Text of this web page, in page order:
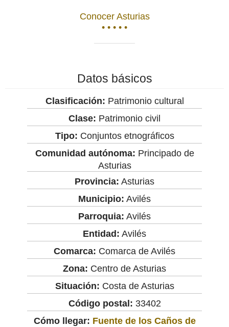
Conocer Asturias
• • • • •
Datos básicos
Clasificación: Patrimonio cultural
Clase: Patrimonio civil
Tipo: Conjuntos etnográficos
Comunidad autónoma: Principado de
Asturias
Provincia: Asturias
Municipio: Avilés
Parroquia: Avilés
Entidad: Avilés
Comarca: Comarca de Avilés
Zona: Centro de Asturias
Situación: Costa de Asturias
Código postal: 33402
Cómo llegar: Fuente de los Caños de